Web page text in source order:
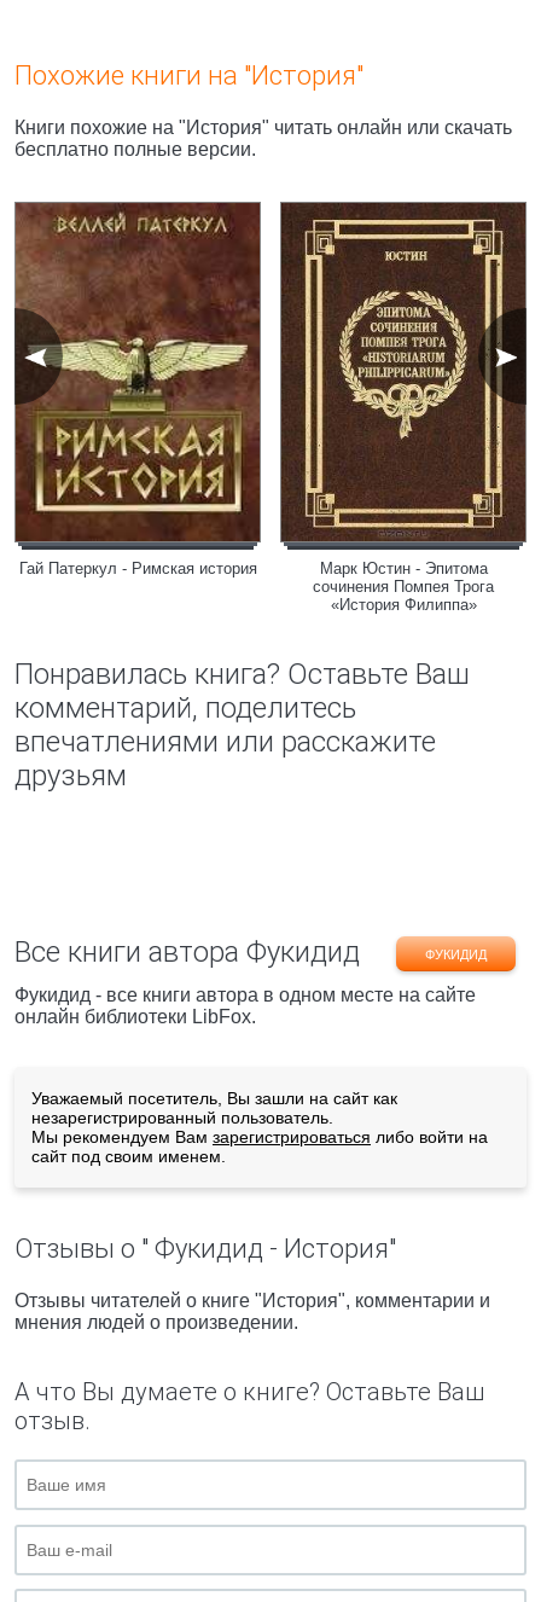
Похожие книги на "История"
Книги похожие на "История" читать онлайн или скачать
бесплатно полные версии.
Гай Патеркул - Римская история
Марк Юстин - Эпитома
сочинения Помпея Трога
«История Филиппа»
Понравилась книга? Оставьте Ваш
комментарий, поделитесь
впечатлениями или расскажите
друзьям
Все книги автора Фукидид ФУКИДИД
Фукидид - все книги автора в одном месте на сайте
онлайн библиотеки LibFox.
Уважаемый посетитель, Вы зашли на сайт как
незарегистрированный пользователь.
Мы рекомендуем Вам зарегистрироваться либо войти на
сайт под своим именем.
Отзывы о " Фукидид - История"
Отзывы читателей о книге "История", комментарии и
мнения людей о произведении.
А что Вы думаете о книге? Оставьте Ваш
отзыв.